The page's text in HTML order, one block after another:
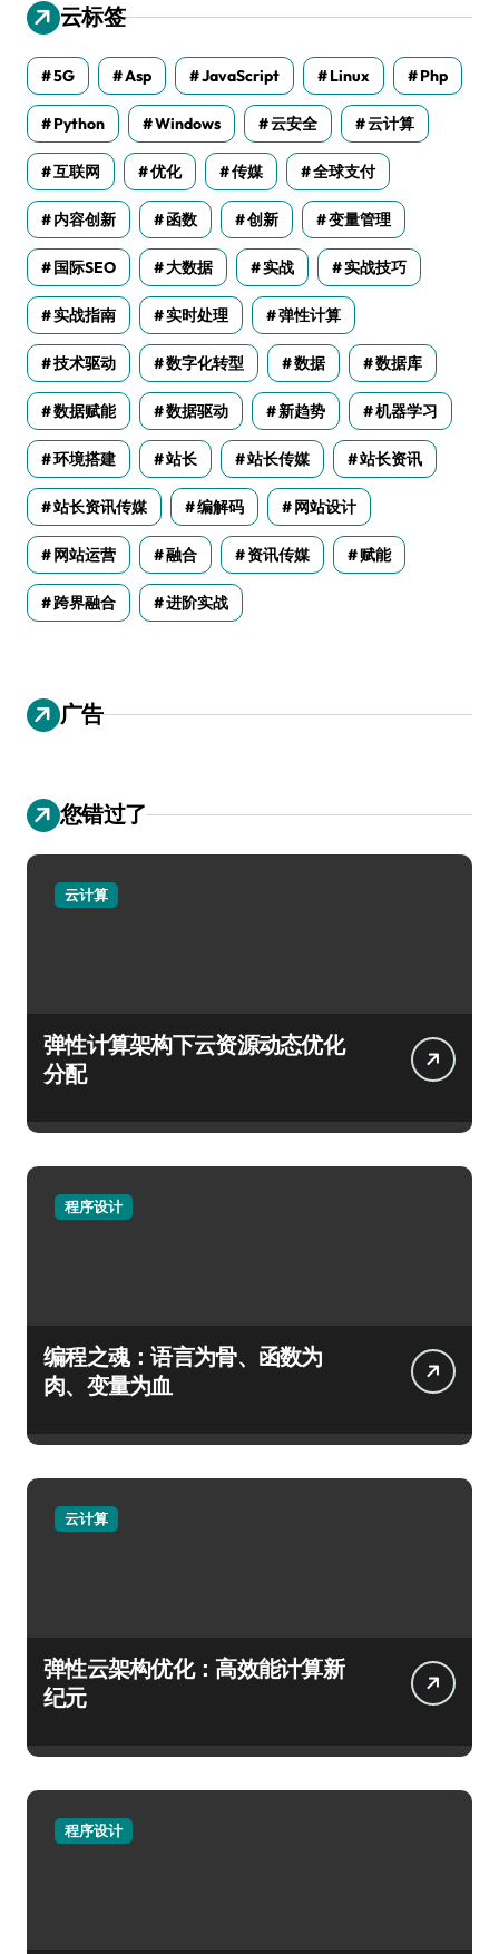
云标签
5G Asp JavaScript Linux Php
Python Windows 云安全 云计算
互联网 优化 传媒 全球支付
内容创新 函数 创新 变量管理
国际SEO 大数据 实战 实战技巧
实战指南 实时处理 弹性计算
技术驱动 数字化转型 数据 数据库
数据赋能 数据驱动 新趋势 机器学习
环境搭建 站长 站长传媒 站长资讯
站长资讯传媒 编解码 网站设计
网站运营 融合 资讯传媒 赋能
跨界融合 进阶实战
广告
您错过了
云计算
弹性计算架构下云资源动态优化
分配
程序设计
编程之魂：语言为骨、函数为
肉、变量为血
云计算
弹性云架构优化：高效能计算新
纪元
程序设计